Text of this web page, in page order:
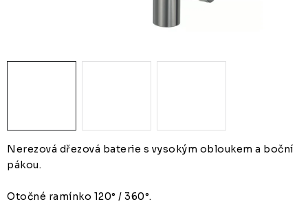
Nerezová dřezová baterie s vysokým obloukem a boční
pákou.
Otočné ramínko 120° / 360°.